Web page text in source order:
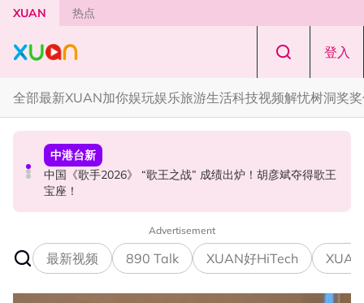
Skip to main content
XUAN 热点
登入
全部最新XUAN加你娱玩娱乐旅游生活科技视频解忧树洞奖
中港台新
中国《歌手2026》 “歌王之战” 成绩出炉！胡彦斌夺得歌王
宝座！
国际星闻
YG大楼遭女粉持高尔夫球杆猛砸！BLACKPINK 10周年最
新进展曝光！
中港台新
Jaclyn Victor现身《歌手2026》现场！遭粉丝野生捕获要
求合照！
Advertisement
最新视频 890 Talk XUAN好HiTech